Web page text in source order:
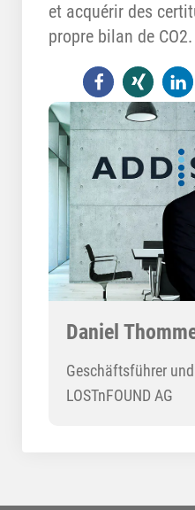
et acquérir des
propre bilan de CO2.
Daniel
Geschäftsführer
LOSTnFOUND AG